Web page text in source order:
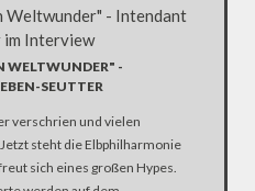
WELTWUNDER" -
SEUTTER
verschrien und vielen
steht die Elbphilharmonie
sich eines großen Hypes.